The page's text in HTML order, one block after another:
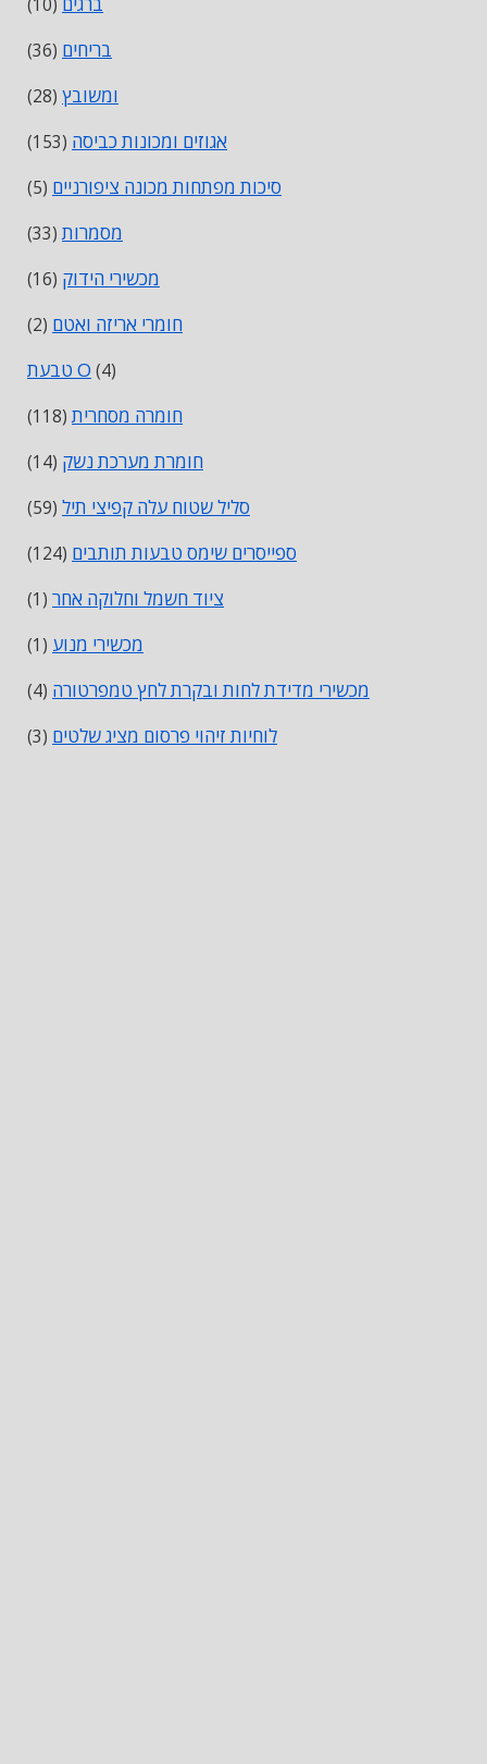
(10)
בריחים (36)
ומשובץ (28)
אגוזים ומכונות כביסה (153)
סיכות מפתחות מכונה ציפורניים (5)
מסמרות(33)
מכשירי הידוק (16)
חומרי אריזה ואטם (2)
טבעת O (4)
חומרה מסחרית(118)
חומרת מערכת נשק (14)
סליל שטוח עלה קפיצי תיל (59)
ספייסרים שימס טבעות תותבים (124)
ציוד חשמל וחלוקה אחר (1)
מכשירי מנוע (1)
מכשירי מדידת לחות ובקרת לחץ טמפרטורה (4)
לוחיות זיהוי פרסום מציג שלטים (3)